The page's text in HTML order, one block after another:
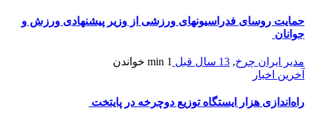
حمایت روسای فدراسیونهای ورزشی از وزیر پیشنهادی ورزش و
جوانان
مدیر ایران چرخ, 13 سال قبل 1 min
خواندن
آخرین اخبار
راه‌اندازی هزار ایستگاه توزیع دوچرخه در پایتخت